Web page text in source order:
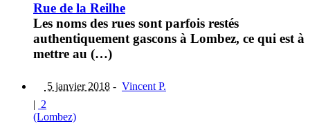
Rue de la Reilhe
Les noms des rues sont parfois restés
authentiquement gascons à Lombez, ce qui est à
mettre au (…)
5 janvier 2018 - Vincent P.
| 2
(Lombez)